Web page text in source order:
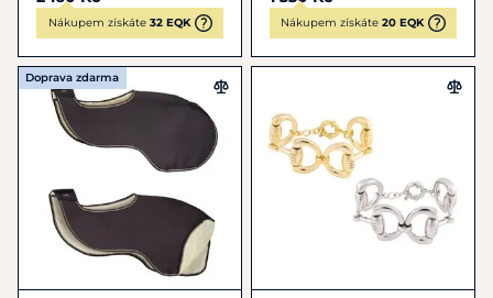
Nákupem získáte 32 EQK Nákupem získáte 20 EQK
Doprava zdarma